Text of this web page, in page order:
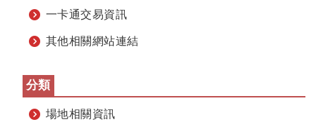
一卡通交易資訊
其他相關網站連結
分類
場地相關資訊